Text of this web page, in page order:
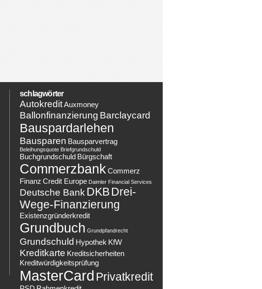
schlagwörter
AutokreditAuxmoney
Ballonfinanzierung Barclaycard
Bauspardarlehen
Bausparen Bausparvertrag
Beleihungsquote Briefgrundschuld
Buchgrundschuld Bürgschaft
Commerzbank Commerz
Finanz Credit Europe Daimler Financial Services
Deutsche Bank DKB Drei-
Wege-Finanzierung
Existenzgründerkredit
Grundbuch Grundpfandrecht
Grundschuld Hypothek KfW
Kreditkarte Kreditsicherheiten
Kreditwürdigkeitsprüfung
MasterCard Privatkredit